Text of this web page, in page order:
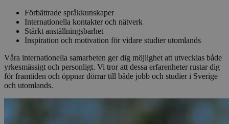
Förbättrade språkkunskaper
Internationella kontakter och nätverk
Stärkt anställningsbarhet
Inspiration och motivation för vidare studier utomlands
Våra internationella samarbeten ger dig möjlighet att utvecklas både
yrkesmässigt och personligt. Vi tror att dessa erfarenheter rustar dig
för framtiden och öppnar dörrar till både jobb och studier i Sverige
och utomlands.